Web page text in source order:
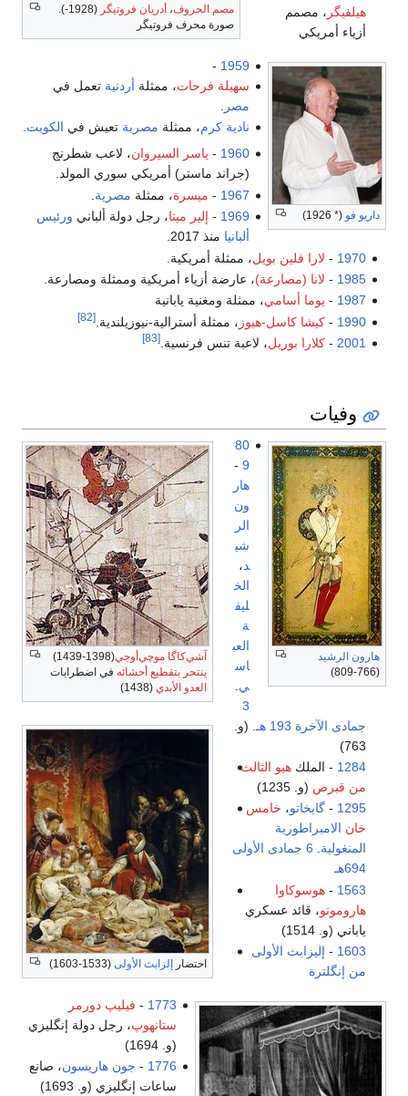
مصم الحروف، أدريان فروتيگر
(1928-).
صورة محرف فروتيگر
داريو فو (* 1926)
هيلفيگر ، مصمم
أزياء أمريكي
1959
-
سهيلة فرحات، ممثلة أردنية تعمل في
مصر
نادية كرم، ممثلة مصرية تعيش في الكويت.
1960
- ياسر السيروان، لاعب شطرنج
(جراند ماستر) أمريكي سوري المولد.
1967
- ميسرة، ممثلة مصرية
1969
- إلير ميتا، رجل دولة ألباني ورئيس
ألبانيا منذ 2017.
1970
- لارا فلين بويل، ممثلة أمريكية.
1985
- لانا (مصارعة)، عارضة أزياء أمريكية وممثلة ومصارعة.
1987
- يوما أسامي، ممثلة ومغنية يابانية
1990
-كيشا كاسل-هيوز ، ممثلة أسترالية-نيوزيلندية.[82]
2001
-كلارا بوريل، لاعبة تنس فرنسية.[83]
وفيات
هارون الرشيد
(766-809)
آشي‌كاگا موچي‌أوجي(1398-1439)
ينتحر بتقطيع أحشائه في اضطرابات
العدو الأبدي (1438)
احتضار إلزابث الأولى (1533-1603)
80
9
-
هار
ون
الر
شي
د،
الخ
ليف
ة
العب
اس
ي
3
جمادى الآخرة 193 هـ
. (و.
763)
1284 - الملكهيو الثالث
من قبرص (و. 1235)
1295
-گايخاتو، خامس
خان الامبراطورية
المنغولية. 6 جمادى الأولى
694هـ
1563
-هوسوكاوا
هاروموتو، قائد عسكري
ياباني (و. 1514)
1603
- إليزابث الأولى
من إنگلترة
1773
- فيليپ دورمر
ستانهوپ، رجل دولة إنگليزي
(و. 1694)
1776
- جون هاريسون، صانع
ساعات إنگليزي (و. 1693)